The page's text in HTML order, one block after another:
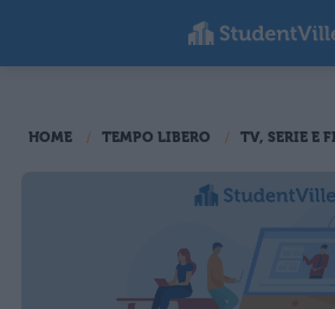
HOME TEMPO LIBERO TV, SERIE E